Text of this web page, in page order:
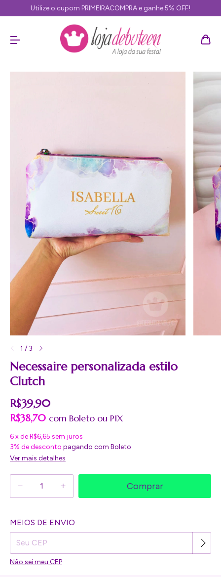
Utilize o cupom PRIMEIRACOMPRA e ganhe 5% OFF!
1 / 3
Necessaire personalizada estilo
Clutch
R$39,90
R$38,70 com Boleto
6xdeR$6,65 sem juros
3% de desconto pagando com Boleto
Ver mais detalhes
Entregas para o CEP:
MEIOS DE ENVIO
Não sei meu CEP